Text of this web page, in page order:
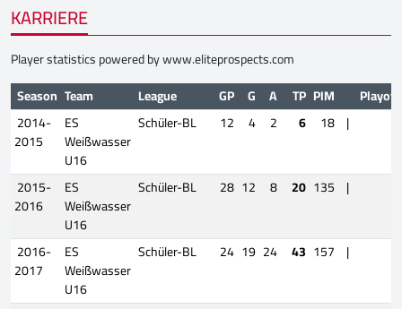
KARRIERE
Player statistics powered bywww.eliteprospects.com
Season Team League GP G A TP PIM
2014-
2015
ES
Weißwasser
U16
Schüler-BL 12 4 2 6 18 |
2015-
2016
ES
Weißwasser
U16
Schüler-BL 28 12 8 20 135 |
2016-
2017
ES
Weißwasser
U16
Schüler-BL 24 19 24 43 157 |